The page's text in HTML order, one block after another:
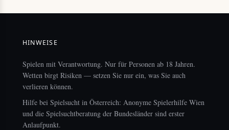
HINWEISE
Spielen mit Verantwortung. Nur für Personen ab 18 Jahren.
Wetten birgt Risiken — setzen Sie nur ein, was Sie auch
verlieren können.
Hilfe bei Spielsucht in Österreich: Anonyme Spielerhilfe Wien
und die Spielsuchtberatung der Bundesländer sind erster
Anlaufpunkt.